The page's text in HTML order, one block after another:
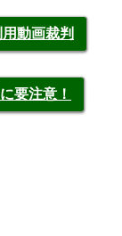
動画裁判
要注意！